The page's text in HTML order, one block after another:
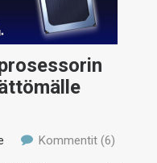
Kommentit (6)